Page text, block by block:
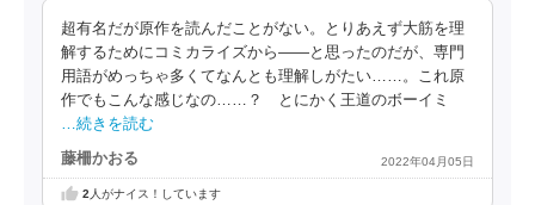
超有名だが原作を読んだことがない。とりあえず大筋を理
解するためにコミカライズから――と思ったのだが、専門
用語がめっちゃ多くてなんとも理解しがたい……。これ原
作でもこんな感じなの……？ とにかく王道のボーイミ
…続きを読む
藤柵かおる 2022年04月05日
2人がナイス！しています